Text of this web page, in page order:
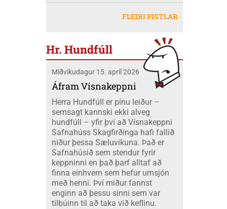
peningum. Væri ekki nær að nota þá
Jóhannesdóttur Mobeck og Kari Elise
Mobeck kl. 15:00. Auk þess verður boðið
Borghildi Óskarsdóttur, Ósk
Vilhjálmsdóttur og Huldu Ragnhildi
Akureyri, dagana 20-26 júlí. Eilífsbúar
létu sig ekki vanta þangað og fóru átta
Við áttum einnig fólk í fjölskyldubúðum,
fengum aukahendur til að aðstoða í
"matartjaldinu" og síðan komu margir úr
félaginu okkar í heimsókn til okkar á
opna deginum. Landsmót skáta er
stærsti viðburður skátahreyfingarinnar
og voru að þessu sinni um 1100
þátttakendur frá fjöldamörgum þjóðum
en flestir af erlendu skátunum komu frá
Kanada eða um 400 skátar.
FLEIRI PISTLAR
Hr. Hundfúll
Miðvikudagur 15. apríl 2026
Áfram Vísnakeppni
Herra Hundfúll er pínu leiður –
semsagt kannski ekki alveg
hundfúll – yfir því að Vísnakeppni
Safnahúss Skagfirðinga hafi fallið
niður þessa Sæluvikuna. Það er
Safnahúsið sem stendur fyrir
keppninni en það þarf alltaf að
finna einhvern sem hefur umsjón
með henni. Því miður fannst
enginn að þessu sinni sem var
tilbúinn til að taka við keflinu.